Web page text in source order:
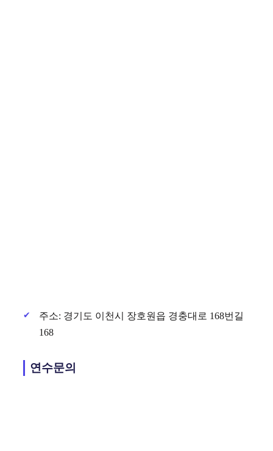
주소: 경기도 이천시 장호원읍 경충대로 168번길
168
연수문의